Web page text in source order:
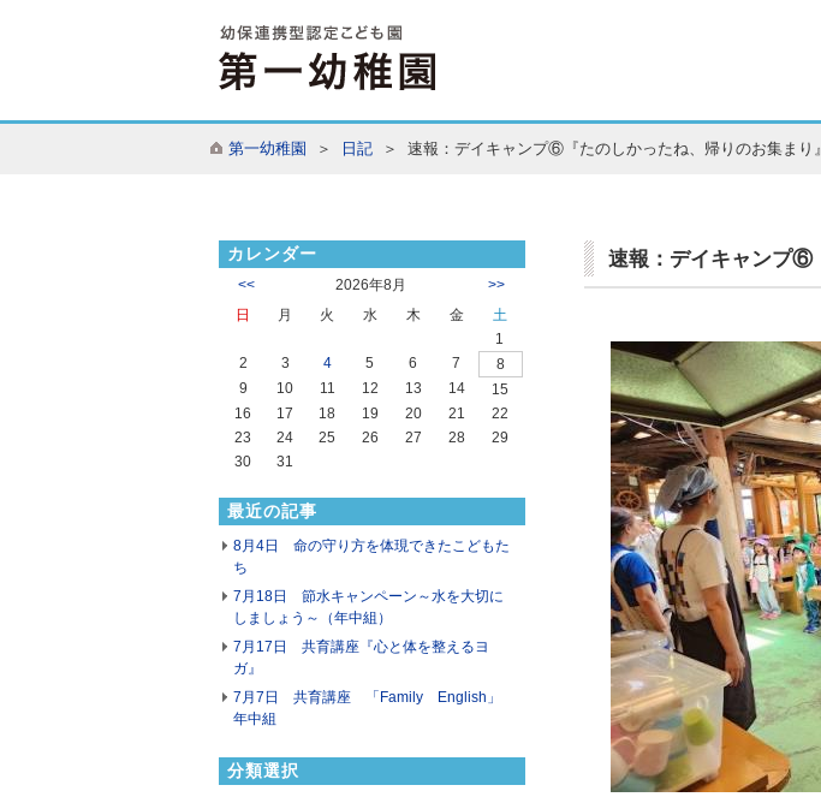
第一幼稚園 ＞ 日記＞ 速報：デイキャンプ⑥『たのしかったね、帰りのお集まり』
カレンダー
<< 2026年8月 >>
日 月 火 水 木 金
土
1
2
3 4 5 6 7
8
9
10 11 12 13 14
15
16
17 18 19 20 21
22
23
24 25 26 27 28
29
30
31
最近の記事
8月4日 命の守り方を体現できたこどもた
ち
7月18日 節水キャンペーン～水を大切に
しましょう～（年中組）
7月17日 共育講座『心と体を整えるヨ
ガ』
7月7日 共育講座 「Family English」
年中組
分類選択
速報：デイキャンプ⑥